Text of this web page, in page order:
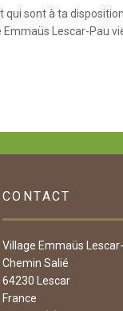
sont à ta disposition.
Lescar-Pau
CONTACT
Village Emmaüs
Chemin Salié
64230 Lescar
France